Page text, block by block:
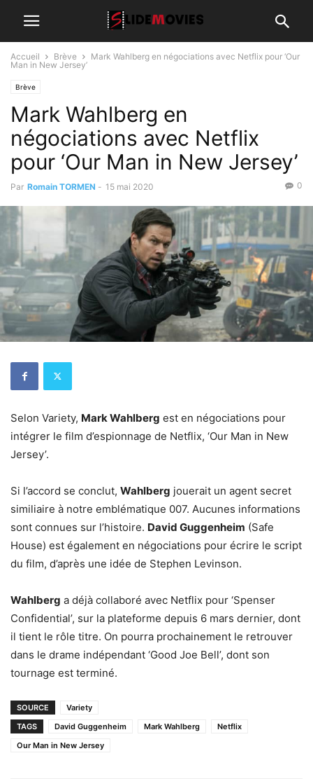
Accueil Brève
Mark Wahlberg en négociations avec Netflix pour ‘Our
Man in New Jersey’
Brève
Mark Wahlberg en
négociations avec Netflix
pour ‘Our Man in New Jersey’
Par Romain TORMEN - 15 mai 2020 0
Selon Variety, Mark Wahlberg est en négociations pour
intégrer le film d’espionnage de Netflix, ‘Our Man in New
Jersey’.
Si l’accord se conclut, Wahlberg jouerait un agent secret
similiaire à notre emblématique 007. Aucunes informations
sont connues sur l’histoire. David Guggenheim (Safe
House) est également en négociations pour écrire le script
du film, d’après une idée de Stephen Levinson.
Wahlberg a déjà collaboré avec Netflix pour ‘Spenser
Confidential’, sur la plateforme depuis 6 mars dernier, dont
il tient le rôle titre. On pourra prochainement le retrouver
dans le drame indépendant ‘Good Joe Bell’, dont son
tournage est terminé.
SOURCE
Variety
TAGS
David Guggenheim Mark Wahlberg
Netflix
Our Man in New Jersey